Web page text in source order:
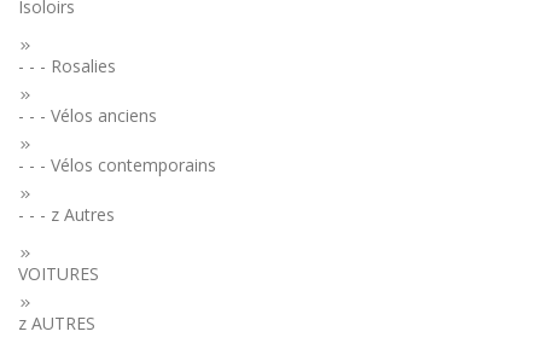
Isoloirs
- - - Rosalies
- - - Vélos anciens
- - - Vélos contemporains
- - - z Autres
VOITURES
z AUTRES